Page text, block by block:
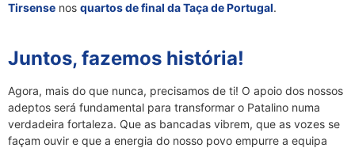
Tirsense nos quartos de final da Taça de Portugal.
Juntos, fazemos história!
Agora, mais do que nunca, precisamos de ti! O apoio dos nossos
adeptos será fundamental para transformar o Patalino numa
verdadeira fortaleza. Que as bancadas vibrem, que as vozes se
façam ouvir e que a energia do nosso povo empurre a equipa